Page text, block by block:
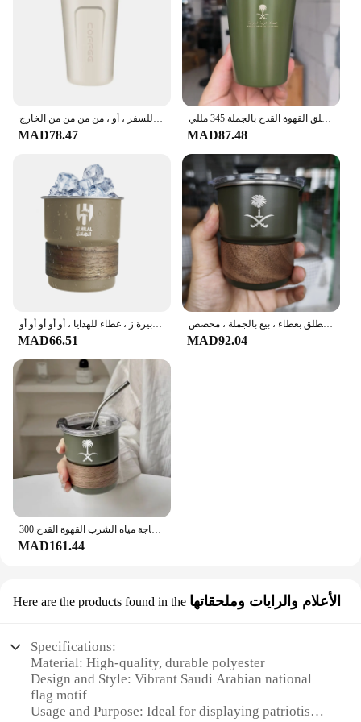
كوب حراري مزدوج من الفولاذ المقاوم للصدأ ، ترمس سيارة ، شاي ، ماء ، قهوة ، مانع للتسرب ، كوب حراري للسفر ، أو ، من من من من الخارج
MAD78.47
المملكة العربية السعودية شعار مع غطاء غطاء 304 الفولاذ المقاوم للصدأ الشاي القدح التخييم في الهواء الطلق القهوة القدح بالجملة 345 مللي
MAD87.48
كوب قهوة من الفولاذ المقاوم للصدأ بشعار وطني بشعار المملكة العربية السعودية ، كوب ماء ، تخييم خارجي ، قش بيرة ز ، غطاء للهدايا ، أو أو أو أو أو
MAD66.51
كوب من الفولاذ المقاوم للصدأ بشعار وطني بشعار المملكة العربية السعودية ، كوب قهوة للتخييم في الهواء الطلق بغطاء ، بيع بالجملة ، مخصص ،
MAD92.04
300 مللي كوب من الفولاذ المقاوم للصدأ كوب للبيرة مع غطاء القش المملكة العربية السعودية شعار التخييم في الهواء الطلق السفر زجاجة مياه الشرب القهوة القدح
MAD161.44
Here are the products found in the الأعلام والرايات وملحقاتها
Specifications:
Material: High-quality, durable polyester
Design and Style: Vibrant Saudi Arabian national
flag motif
Usage and Purpose: Ideal for displaying patriotism